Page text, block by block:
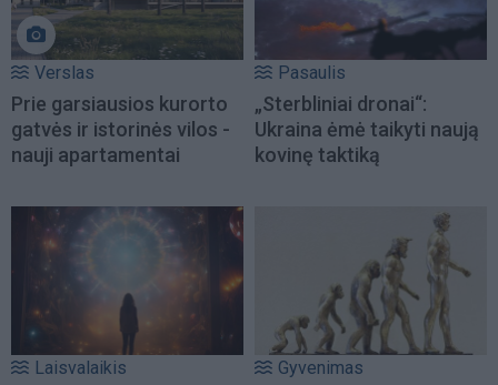
Verslas
Prie garsiausios kurorto
gatvės ir istorinės vilos -
nauji apartamentai
Pasaulis
„Sterbliniai dronai“:
Ukraina ėmė taikyti naują
kovinę taktiką
Laisvalaikis Gyvenimas